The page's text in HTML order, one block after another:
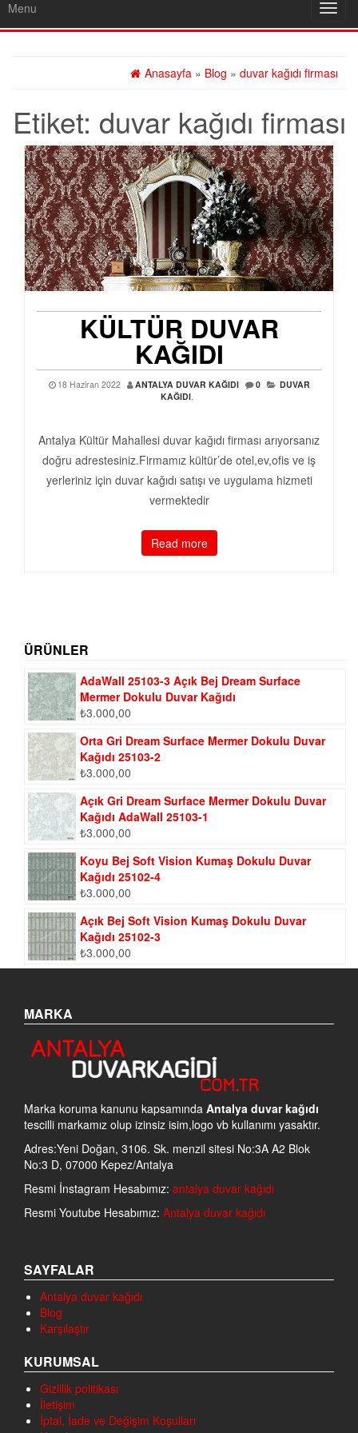
Menu
Anasayfa » Blog » duvar kağıdı firması
Etiket: duvar kağıdı firması
KÜLTÜR DUVAR
KAĞIDI
18 Haziran 2022 ANTALYA DUVAR KAĞIDI 0
DUVAR
KAĞIDI,
Antalya Kültür Mahallesi duvar kağıdı firması arıyorsanız
doğru adrestesiniz.Firmamız kültür’de otel,ev,ofis ve iş
yerleriniz için duvar kağıdı satışı ve uygulama hizmeti
vermektedir
Read more
ÜRÜNLER
AdaWall 25103-3 Açık Bej Dream Surface
Mermer Dokulu Duvar Kağıdı
₺3.000,00
Orta Gri Dream Surface Mermer Dokulu Duvar
Kağıdı 25103-2
₺3.000,00
Açık Gri Dream Surface Mermer Dokulu Duvar
Kağıdı AdaWall 25103-1
₺3.000,00
Koyu Bej Soft Vision Kumaş Dokulu Duvar
Kağıdı 25102-4
₺3.000,00
Açık Bej Soft Vision Kumaş Dokulu Duvar
Kağıdı 25102-3
₺3.000,00
MARKA
Marka koruma kanunu kapsamında Antalya duvar kağıdı
tescilli markamız olup izinsiz isim,logo vb kullanımı yasaktır.
Adres:Yeni Doğan, 3106. Sk. menzil sitesi No:3A A2 Blok
No:3 D, 07000 Kepez/Antalya
Resmi İnstagram Hesabımız: antalya duvar kağıdı
Resmi Youtube Hesabımız: Antalya duvar kağıdı
SAYFALAR
Antalya duvar kağıdı
Blog
Karşılaştır
KURUMSAL
Gizlilik politikası
İletişim
İptal, İade ve Değişim Koşulları